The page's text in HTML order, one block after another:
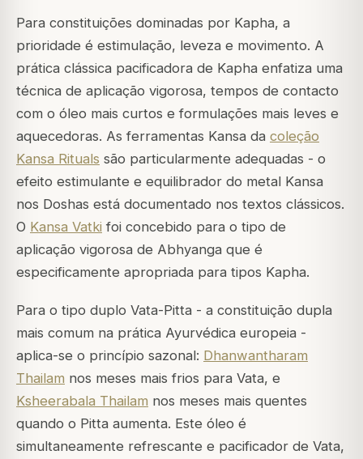
Para constituições dominadas por Kapha, a
prioridade é estimulação, leveza e movimento. A
prática clássica pacificadora de Kapha enfatiza uma
técnica de aplicação vigorosa, tempos de contacto
com o óleo mais curtos e formulações mais leves e
aquecedoras. As ferramentas Kansa da coleção
Kansa Rituals são particularmente adequadas - o
efeito estimulante e equilibrador do metal Kansa
nos Doshas está documentado nos textos clássicos.
O Kansa Vatki foi concebido para o tipo de
aplicação vigorosa de Abhyanga que é
especificamente apropriada para tipos Kapha.
Para o tipo duplo Vata-Pitta - a constituição dupla
mais comum na prática Ayurvédica europeia -
aplica-se o princípio sazonal: Dhanwantharam
Thailam nos meses mais frios para Vata, e
Ksheerabala Thailam nos meses mais quentes
quando o Pitta aumenta. Este óleo é
simultaneamente refrescante e pacificador de Vata,